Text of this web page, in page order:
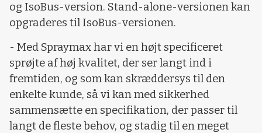
og IsoBus-version. Stand-alone-versionen kan
opgraderes til IsoBus-versionen.
- Med Spraymax har vi en højt specificeret
sprøjte af høj kvalitet, der ser langt ind i
fremtiden, og som kan skræddersys til den
enkelte kunde, så vi kan med sikkerhed
sammensætte en specifikation, der passer til
langt de fleste behov, og stadig til en meget